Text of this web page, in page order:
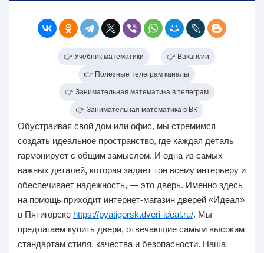
👉 Учебник математики 👉 Вакансии
👉 Полезные телеграм каналы
👉 Занимательная математика в телеграм
👉 Занимательная математика в ВК
Обустраивая свой дом или офис, мы стремимся
создать идеальное пространство, где каждая деталь
гармонирует с общим замыслом. И одна из самых
важных деталей, которая задает тон всему интерьеру и
обеспечивает надежность, — это дверь. Именно здесь
на помощь приходит интернет-магазин дверей «Идеал»
в Пятигорске https://pyatigorsk.dveri-ideal.ru/. Мы
предлагаем купить двери, отвечающие самым высоким
стандартам стиля, качества и безопасности. Наша